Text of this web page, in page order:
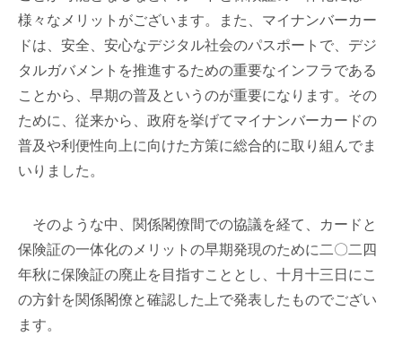
様々なメリットがございます。また、マイナンバーカー
ドは、安全、安心なデジタル社会のパスポートで、デジ
タルガバメントを推進するための重要なインフラである
ことから、早期の普及というのが重要になります。その
ために、従来から、政府を挙げてマイナンバーカードの
普及や利便性向上に向けた方策に総合的に取り組んでま
いりました。
そのような中、関係閣僚間での協議を経て、カードと
保険証の一体化のメリットの早期発現のために二〇二四
年秋に保険証の廃止を目指すこととし、十月十三日にこ
の方針を関係閣僚と確認した上で発表したものでござい
ます。